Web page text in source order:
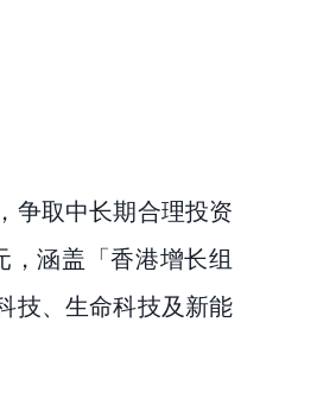
争取中长期合理投资
涵盖「香港增长组
技、生命科技及新能